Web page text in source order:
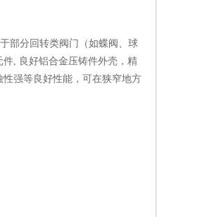
部分回转类阀门（如蝶阀、球
, 良好铝合金压铸件外壳，精
强等良好性能，可在狭窄地方